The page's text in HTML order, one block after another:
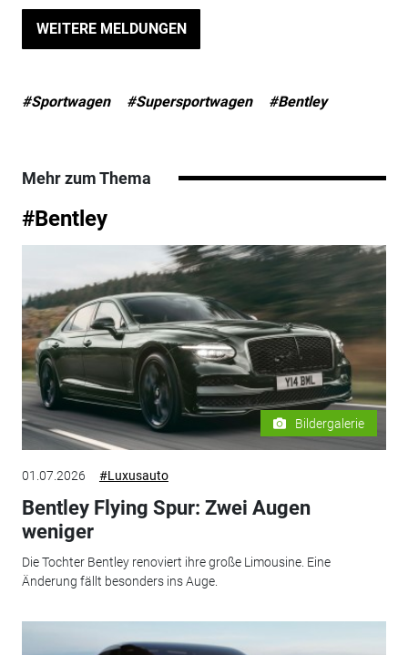
WEITERE MELDUNGEN
#Sportwagen #Supersportwagen #Bentley
Mehr zum Thema
#Bentley
Bildergalerie
01.07.2026 #Luxusauto
Bentley Flying Spur: Zwei Augen
weniger
Die Tochter Bentley renoviert ihre große Limousine. Eine
Änderung fällt besonders ins Auge.